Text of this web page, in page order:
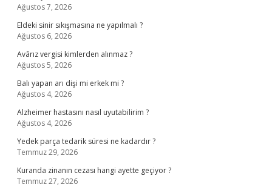
Ağustos 7, 2026
Eldeki sinir sıkışmasına ne yapılmalı ?
Ağustos 6, 2026
Avârız vergisi kimlerden alınmaz ?
Ağustos 5, 2026
Balı yapan arı dişi mi erkek mi ?
Ağustos 4, 2026
Alzheimer hastasını nasıl uyutabilirim ?
Ağustos 4, 2026
Yedek parça tedarik süresi ne kadardır ?
Temmuz 29, 2026
Kuranda zinanın cezası hangi ayette geçiyor ?
Temmuz 27, 2026